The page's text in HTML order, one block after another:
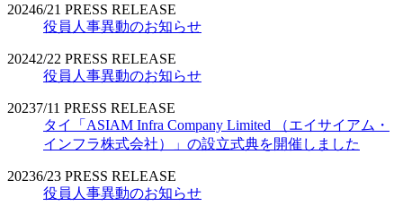
20246/21 PRESS RELEASE
役員人事異動のお知らせ
20242/22 PRESS RELEASE
役員人事異動のお知らせ
20237/11 PRESS RELEASE
タイ「ASIAM Infra Company Limited （エイサイアム・
インフラ株式会社）」の設立式典を開催しました
20236/23 PRESS RELEASE
役員人事異動のお知らせ